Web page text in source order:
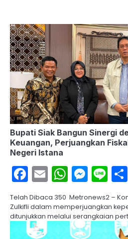
Bupati Siak Bangun Sinergi
Keuangan, Perjuangkan
Negeri Istana
Facebook
Email Line
Telah Dibaca 350 Metronews2 –
Zulkifli dalam memperjuangkan
ditunjukkan melalui serangkaian